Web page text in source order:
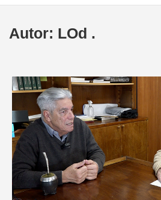
Autor: LOd .